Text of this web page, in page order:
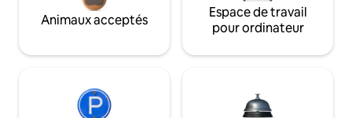
Animaux acceptés
Espace de travail
pour ordinateur